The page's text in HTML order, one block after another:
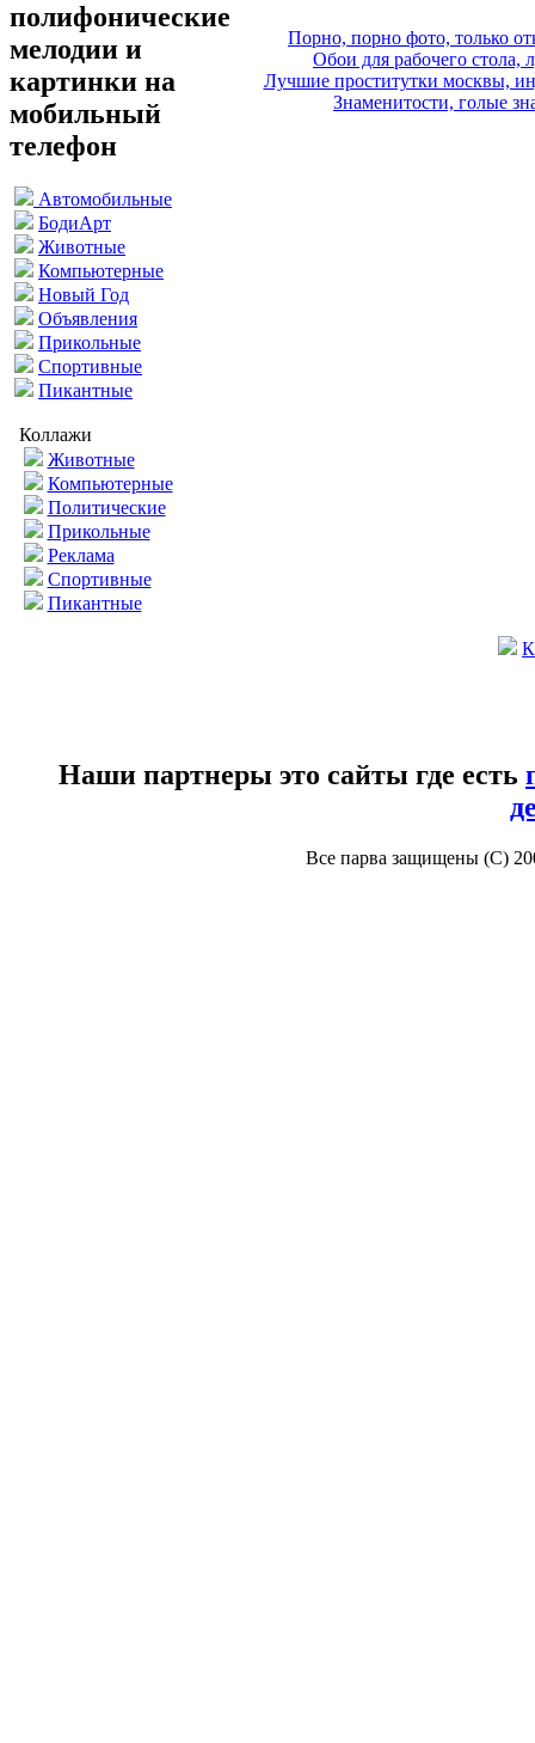
полифонические
мелодии и
картинки на
мобильный
телефон
Автомобильные
БодиАрт
Животные
Компьютерные
Новый Год
Объявления
Прикольные
Спортивные
Пикантные
Коллажи
Животные
Компьютерные
Политические
Прикольные
Реклама
Спортивные
Пикантные
Порно, порно фото, только
Обои для рабочего стола,
Лучшие проститутки москвы,
Знаменитости, голые
Наши партнеры это сайты где есть
Все парва защищены (С)